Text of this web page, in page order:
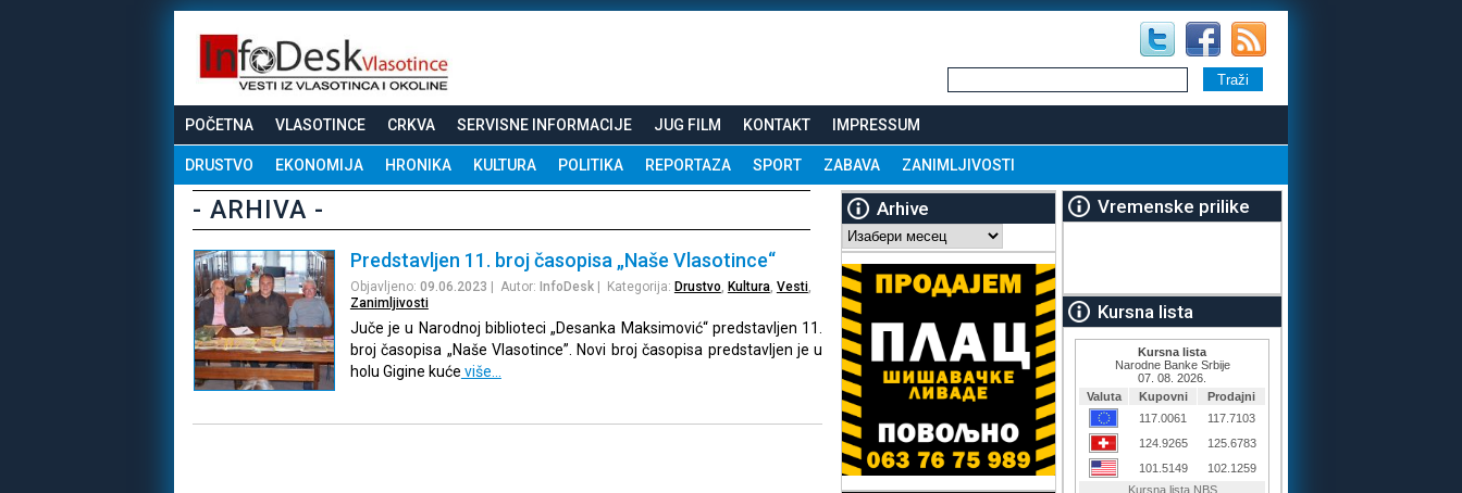
POČETNA VLASOTINCE CRKVA SERVISNE INFORMACIJE JUG FILM KONTAKT IMPRESSUM
DRUSTVO EKONOMIJA HRONIKA KULTURA POLITIKA REPORTAZA SPORT ZABAVA ZANIMLJIVOSTI
- ARHIVA -
Predstavljen 11. broj časopisa „Naše Vlasotince“
Objavljeno: 09.06.2023 | Autor: InfoDesk| Kategorija: Drustvo Kultura, Vesti,
Zanimljivosti
Juče je u Narodnoj biblioteci „Desanka Maksimović“ predstavljen 11.
broj časopisa „Naše Vlasotince”. Novi broj časopisa predstavljen je u
holu Gigine kuće više…
Arhive
Arhive
Vremenske prilike
Kursna lista